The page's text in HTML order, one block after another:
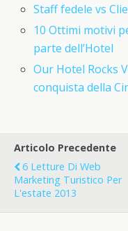
Staff fedele vs
10 Ottimi motivi
parte dell’Hotel
Our Hotel Rocks
conquista della
Articolo Precedente
6 Letture Di Web
Marketing Turistico Per
L'estate 2013